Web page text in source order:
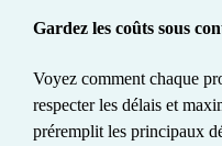
Gardez les coûts sous
Voyez comment chaque
respecter les délais et
préremplit les principaux